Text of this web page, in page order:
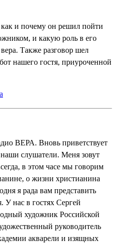
как и почему он решил пойти
и какую роль в его
Также разговор шел
нашего гостя, приуроченной
ВЕРА. Вновь приветствует
наши слушатели. Меня зовут
в этом часе мы говорим
о жизни христианина
я рада вам представить
У нас в гостях Сергей
художник Российской
руководитель
акварели и изящных